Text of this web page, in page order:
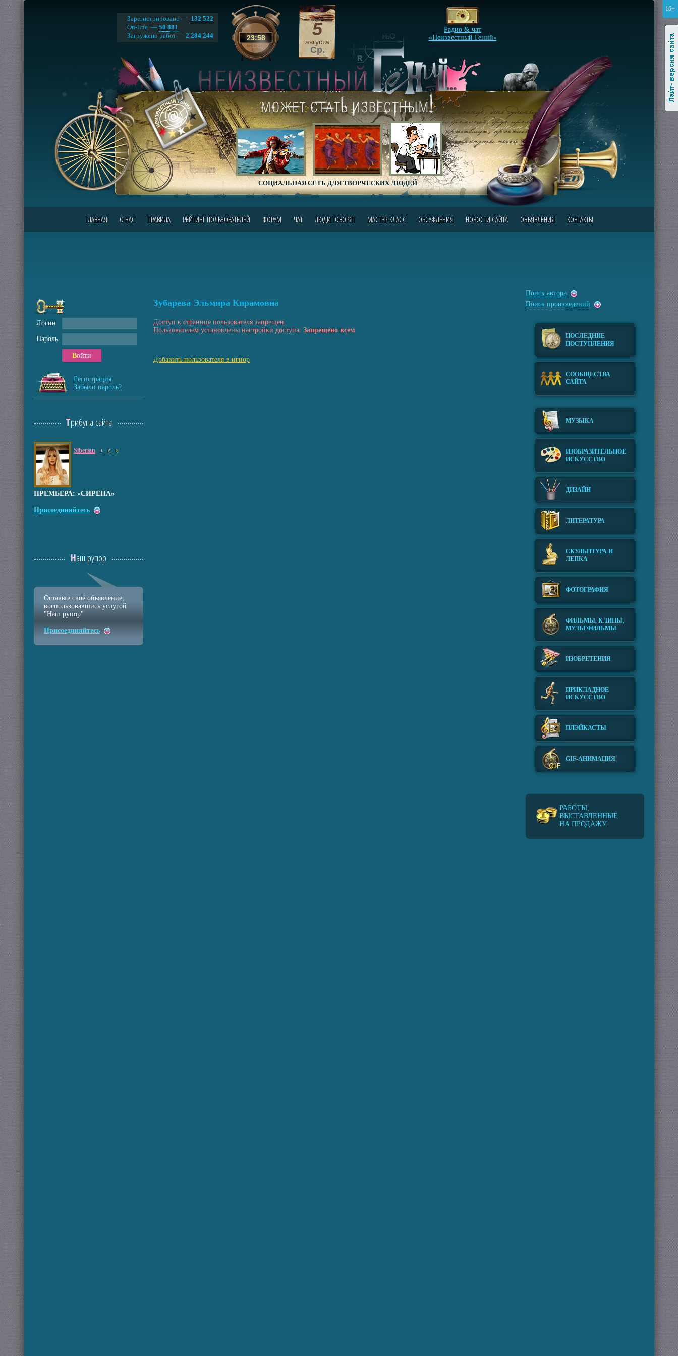
16+
23:58
Зарегистрировано — 132 522
On-line — 50 881
Загружено работ — 2 284 244 5
августа
Ср.
СОЦИАЛЬНАЯ СЕТЬ ДЛЯ ТВОРЧЕСКИХ ЛЮДЕЙ
Радио & чат
«Неизвестный Гений»
ГЛАВНАЯ О НАС ПРАВИЛА РЕЙТИНГ ПОЛЬЗОВАТЕЛЕЙ ФОРУМ ЧАТ ЛЮДИ ГОВОРЯТ МАСТЕР-КЛАСС ОБСУЖДЕНИЯ НОВОСТИ САЙТА ОБЪЯВЛЕНИЯ КОНТАКТЫ
Зубарева Эльмира Кирамовна
Доступ к странице пользователя запрещен.
Пользователем установлены настройки доступа: Запрещено всем
Добавить пользователя в игнор
Логин
Пароль
Войти
Регистрация
Забыли пароль?
Трибуна сайта
Siberian 1 6 8
ПРЕМЬЕРА: «СИРЕНА»
Присоединяйтесь
Наш рупор
Оставьте своё объявление,
воспользовавшись услугой
"Наш рупор"
Присоединяйтесь
Поиск автора
Поиск произведений
ПОСЛЕДНИЕ
ПОСТУПЛЕНИЯ
СООБЩЕСТВА
САЙТА
МУЗЫКА
ИЗОБРАЗИТЕЛЬНОЕ
ИСКУССТВО
ДИЗАЙН
ЛИТЕРАТУРА
СКУЛЬПТУРА И
ЛЕПКА
ФОТОГРАФИЯ
ФИЛЬМЫ, КЛИПЫ,
МУЛЬТФИЛЬМЫ
ИЗОБРЕТЕНИЯ
ПРИКЛАДНОЕ
ИСКУССТВО
ПЛЭЙКАСТЫ
GIF-АНИМАЦИЯ
РАБОТЫ,
ВЫСТАВЛЕННЫЕ
НА ПРОДАЖУ